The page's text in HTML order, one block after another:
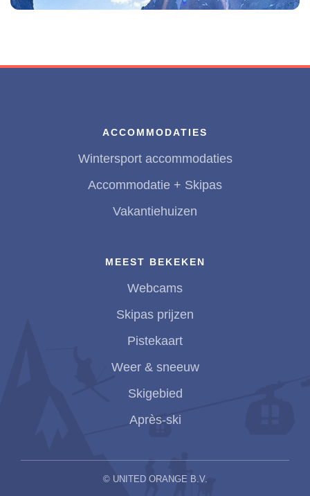
ACCOMMODATIES
Wintersport accommodaties
Accommodatie + Skipas
Vakantiehuizen
MEEST BEKEKEN
Webcams
Skipas prijzen
Pistekaart
Weer & sneeuw
Skigebied
Après-ski
© UNITED ORANGE B.V.